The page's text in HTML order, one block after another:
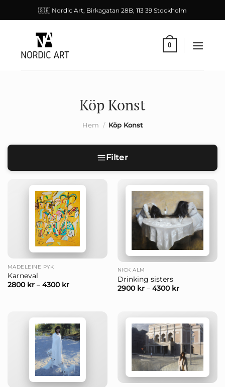
to
🇸🇪 Nordic Art, Birkagatan 28B, 113 39 Stockholm
0
Köp Konst
Hem / Köp Konst
Filter
MADELEINE PYK
Karneval
2800 kr– 4300 kr
NICK ALM
Drinking sisters
2900 kr– 4300 kr